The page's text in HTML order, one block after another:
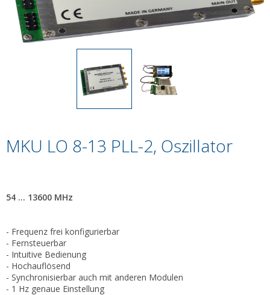
MKU LO 8-13 PLL-2, Oszillator
54 ... 13600 MHz
- Frequenz frei konfigurierbar
- Fernsteuerbar
- Intuitive Bedienung
- Hochauflösend
- Synchronisierbar auch mit anderen Modulen
- 1 Hz genaue Einstellung